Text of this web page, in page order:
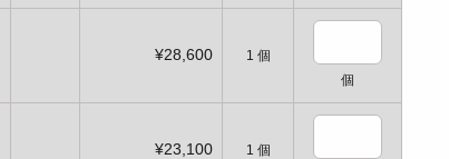
¥28,600 1 個
個
¥23,100 1 個